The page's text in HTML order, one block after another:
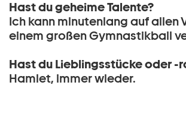
Hast du geheime Talente?
Ich kann minutenlang auf allen
einem großen Gymnastikball
Hast du Lieblingsstücke oder -
Hamlet, immer wieder.